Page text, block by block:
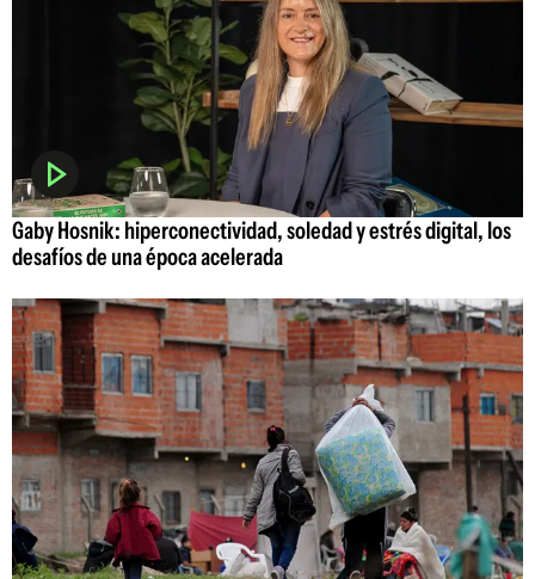
Gaby Hosnik: hiperconectividad, soledad y estrés digital, los
desafíos de una época acelerada